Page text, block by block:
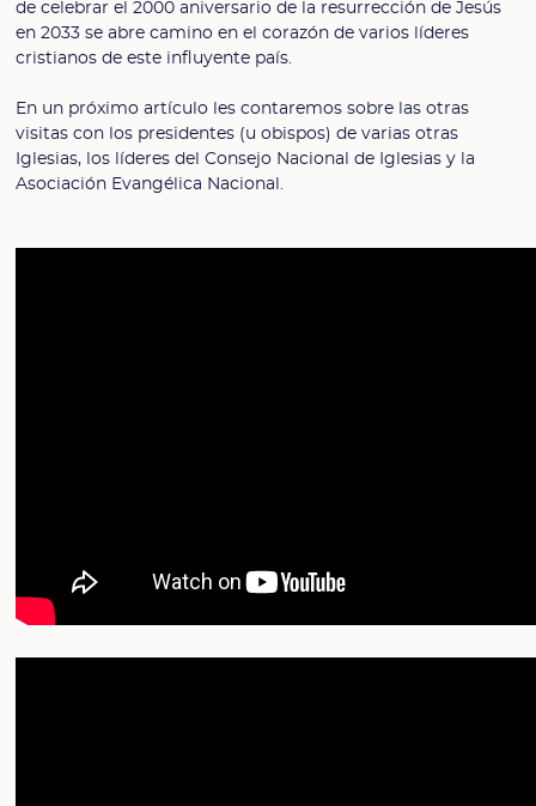
de celebrar el 2000 aniversario de la resurrección de Jesús
en 2033 se abre camino en el corazón de varios líderes
cristianos de este influyente país.
En un próximo artículo les contaremos sobre las otras
visitas con los presidentes (u obispos) de varias otras
Iglesias, los líderes del Consejo Nacional de Iglesias y la
Asociación Evangélica Nacional.